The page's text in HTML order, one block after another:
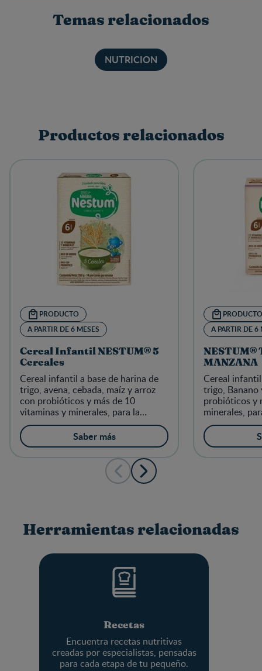
Temas relacionados
NUTRICION
Productos relacionados
PRODUCTO
A PARTIR DE 6 MESES
Cereal Infantil NESTUM® 5
Cereales
Cereal infantil a base de harina de
trigo, avena, cebada, maíz y arroz
con probióticos y más de 10
vitaminas y minerales, para la
alimentación complementaria de los
niños a partir de 6 meses
Saber más
PRODUCTO
A PARTIR DE 6
NESTUM®
MANZANA
Cereal
trigo, Banano
probióticos y
minerales,
partir de 6
Herramientas relacionadas
Recetas
Encuentra recetas nutritivas
creadas por especialistas, pensadas
para cada etapa de tu pequeño.